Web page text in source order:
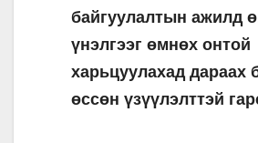
байгуулалтын ажилд
үнэлгээг өмнөх онтой
харьцуулахад дараах
өссөн үзүүлэлттэй